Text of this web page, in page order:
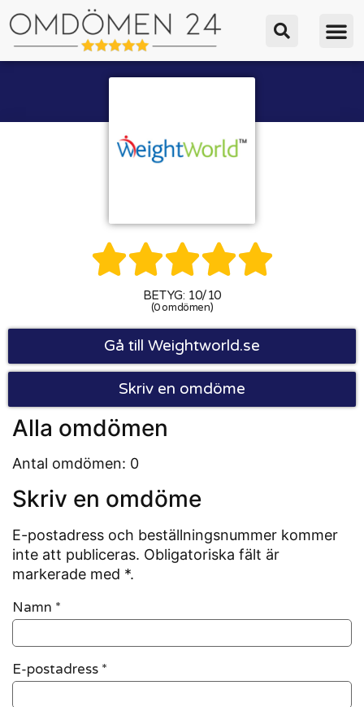

BETYG: 10/10
(0 omdömen)
Gå till Weightworld.se
Skriv en omdöme
Alla omdömen
Antal omdömen: 0
Skriv en omdöme
E-postadress och beställningsnummer kommer
inte att publiceras. Obligatoriska fält är
markerade med *.
Namn *
E-postadress *